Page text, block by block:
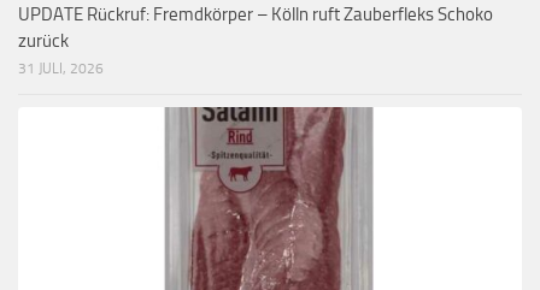
UPDATE Rückruf: Fremdkörper – Kölln ruft Zauberfleks Schoko
zurück
31 JULI, 2026